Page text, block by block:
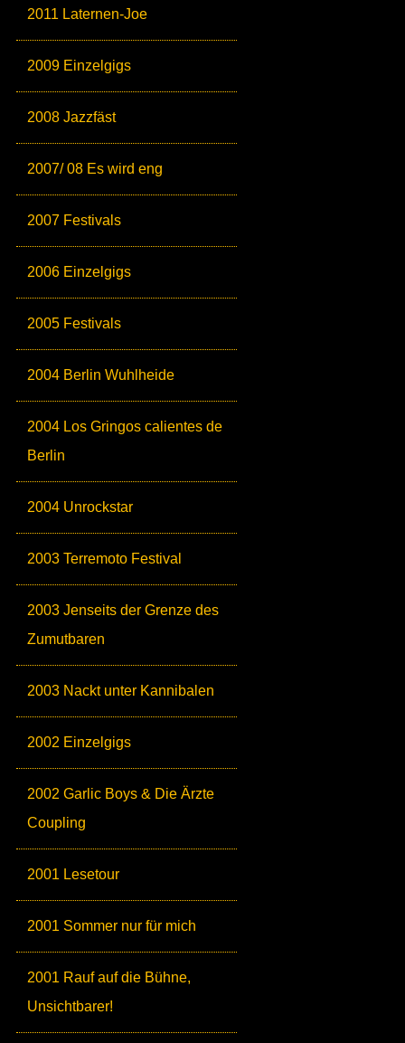
2011 Laternen-Joe
2009 Einzelgigs
2008 Jazzfäst
2007/ 08 Es wird eng
2007 Festivals
2006 Einzelgigs
2005 Festivals
2004 Berlin Wuhlheide
2004 Los Gringos calientes de
Berlin
2004 Unrockstar
2003 Terremoto Festival
2003 Jenseits der Grenze des
Zumutbaren
2003 Nackt unter Kannibalen
2002 Einzelgigs
2002 Garlic Boys & Die Ärzte
Coupling
2001 Lesetour
2001 Sommer nur für mich
2001 Rauf auf die Bühne,
Unsichtbarer!